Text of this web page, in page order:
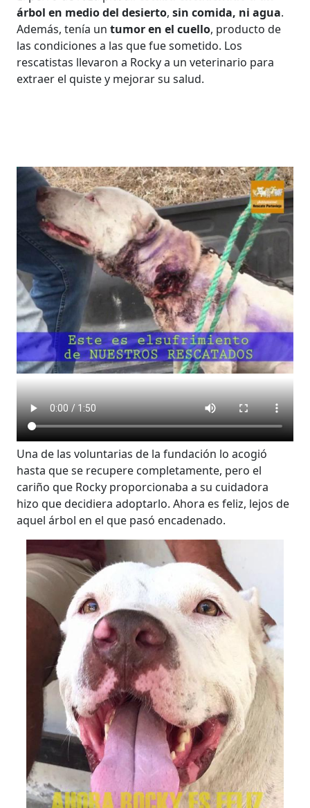
árbol en medio del desierto,sin comida, ni agua.
Además, tenía untumor en el cuello, producto de
las condiciones a las que fue sometido. Los
rescatistas llevaron a Rocky a un veterinario para
extraer el quiste y mejorar su salud.
Una de las voluntarias de la fundación lo acogió
hasta que se recupere completamente, pero el
cariño que Rocky proporcionaba a su cuidadora
hizo que decidiera adoptarlo. Ahora es feliz, lejos de
aquel árbol en el que pasó encadenado.